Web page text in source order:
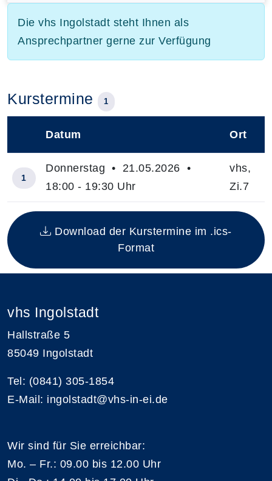
Die vhs Ingolstadt steht Ihnen als
Ansprechpartner gerne zur Verfügung
Kurstermine 1
Insgesamt gibt es 1 Termine zum diesen Kurs
Datum Ort
1
Donnerstag • 21.05.2026 •
18:00 - 19:30 Uhr
vhs,
Zi.7
Download der Kurstermine im .ics-
Format
vhs Ingolstadt
Hallstraße 5
85049 Ingolstadt
Tel: (0841) 305-1854
E-Mail: ingolstadt@vhs-in-ei.de
Wir sind für Sie erreichbar:
Mo. – Fr.: 09.00 bis 12.00 Uhr